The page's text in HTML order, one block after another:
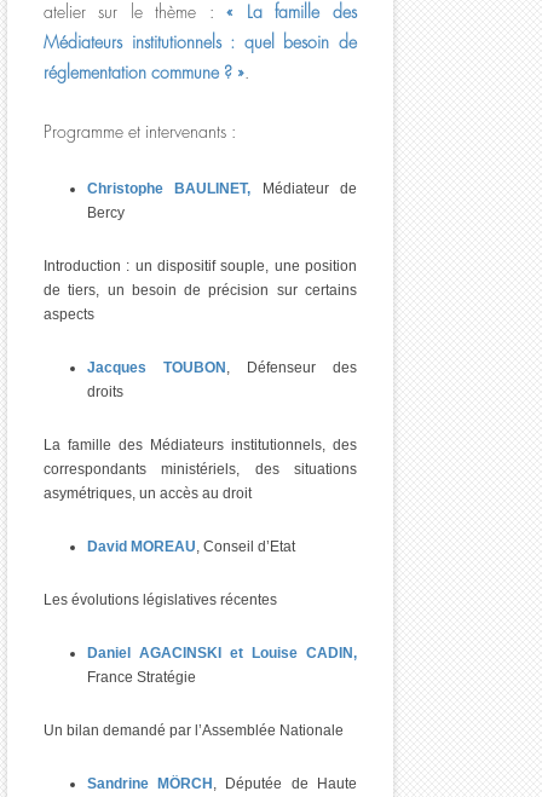
atelier sur le thème :« La famille des
Médiateurs institutionnels : quel besoin de
réglementation commune ? ».
Programme et intervenants :
Christophe BAULINET,
Médiateur de
Bercy
Introduction : un dispositif souple, une position
de tiers, un besoin de précision sur certains
aspects
Jacques TOUBON , Défenseur des
droits
La famille des Médiateurs institutionnels, des
correspondants ministériels, des situations
asymétriques, un accès au droit
David MOREAU, Conseil d’Etat
Les évolutions législatives récentes
Daniel AGACINSKI et Louise CADIN,
France Stratégie
Un bilan demandé par l’Assemblée Nationale
Sandrine MÖRCH , Députée de Haute